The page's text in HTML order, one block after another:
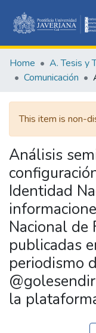
Home A. Tesis y
Comunicación
This item is non-
Análisis
Identidad
Nacional de
publicadas
periodismo
la